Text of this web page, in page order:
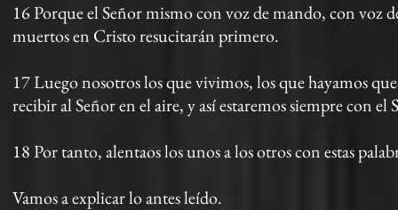
16 Porque el Señor mismo con voz de mando, con voz
muertos en Cristo resucitarán primero.
17 Luego nosotros los que vivimos, los que hayamos
recibir al Señor en el aire, y así estaremos siempre con el
18 Por tanto, alentaos los unos a los otros con estas
Vamos a explicar lo antes leído.